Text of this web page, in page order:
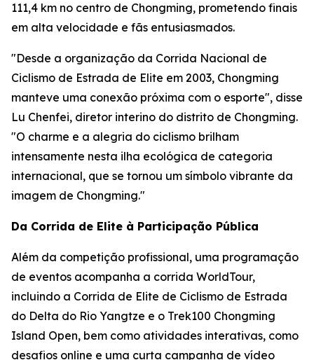
111,4 km no centro de Chongming, prometendo finais
em alta velocidade e fãs entusiasmados.
"Desde a organização da Corrida Nacional de
Ciclismo de Estrada de Elite em 2003, Chongming
manteve uma conexão próxima com o esporte", disse
Lu Chenfei, diretor interino do distrito de Chongming.
"O charme e a alegria do ciclismo brilham
intensamente nesta ilha ecológica de categoria
internacional, que se tornou um símbolo vibrante da
imagem de Chongming."
Da Corrida de Elite à Participação Pública
Além da competição profissional, uma programação
de eventos acompanha a corrida WorldTour,
incluindo a Corrida de Elite de Ciclismo de Estrada
do Delta do Rio Yangtze e o Trek100 Chongming
Island Open, bem como atividades interativas, como
desafios online e uma curta campanha de vídeo